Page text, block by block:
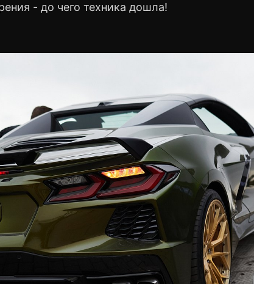
- до чего техника дошла!